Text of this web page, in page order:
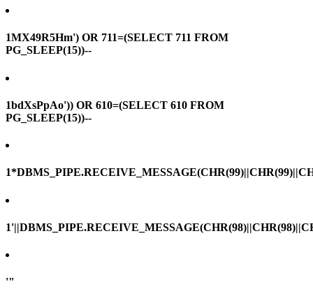
1MX49R5Hm') OR 711=(SELECT 711 FROM
PG_SLEEP(15))--
1bdXsPpAo')) OR 610=(SELECT 610 FROM
PG_SLEEP(15))--
'"